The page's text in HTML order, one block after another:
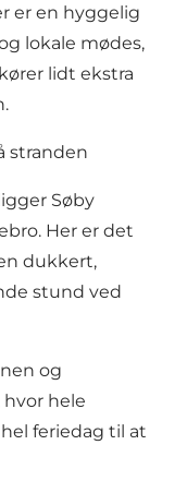
er en hyggelig
lokale mødes,
lidt ekstra
stranden
Søby
Her er det
dukkert,
stund ved
og
hele
feriedag til at